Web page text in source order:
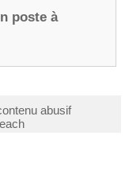
poste à
abusif